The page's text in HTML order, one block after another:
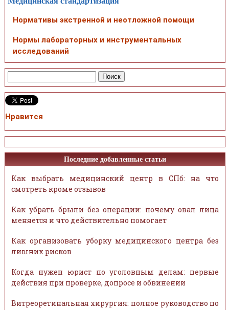
Нормативы экстренной и неотложной помощи
Нормы лабораторных и инструментальных
исследований
Нравится
Последние добавленные статьи
Как выбрать медицинский центр в СПб: на что
смотреть кроме отзывов
Как убрать брыли без операции: почему овал лица
меняется и что действительно помогает
Как организовать уборку медицинского центра без
лишних рисков
Когда нужен юрист по уголовным делам: первые
действия при проверке, допросе и обвинении
Витреоретинальная хирургия: полное руководство по